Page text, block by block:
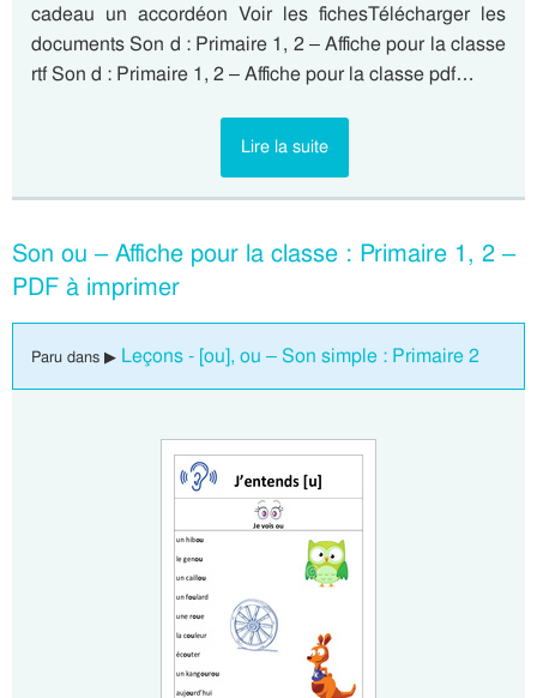
cadeau un accordéon Voir les fichesTélécharger les
documents Son d : Primaire 1, 2 – Affiche pour la classe
rtf Son d : Primaire 1, 2 – Affiche pour la classe pdf…
Lire la suite
Son ou – Affiche pour la classe : Primaire 1, 2 –
PDF à imprimer
Paru dans ▶ Leçons - [ou], ou – Son simple : Primaire 2